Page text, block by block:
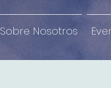
Sobre Nosotros